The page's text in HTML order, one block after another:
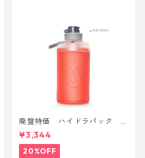
廃盤特価 ハイドラパック
フラックス 750ml
¥3,344
20%OFF